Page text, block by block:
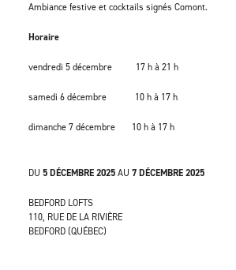
DU 5 DÉCEMBRE 2025AU 7 DÉCEMBRE 2025
BEDFORD LOFTS
110, RUE DE LA RIVIÈRE
BEDFORD (QUÉBEC)
Ambiance festive et cocktails signés Comont.
Horaire
vendredi 5 décembre 17 h à 21 h
samedi 6 décembre 10 h à 17 h
dimanche 7 décembre 10 h à 17 h